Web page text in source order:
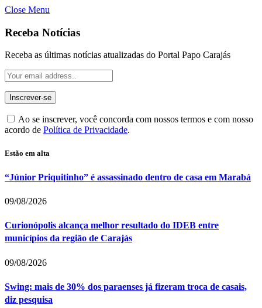
Close Menu
Receba Notícias
Receba as últimas notícias atualizadas do Portal Papo Carajás
Ao se inscrever, você concorda com nossos termos e com nosso
acordo de Política de Privacidade.
Estão em alta
“Júnior Priquitinho” é assassinado dentro de casa em Marabá
09/08/2026
Curionópolis alcança melhor resultado do IDEB entre
municípios da região de Carajás
09/08/2026
Swing: mais de 30% dos paraenses já fizeram troca de casais,
diz pesquisa